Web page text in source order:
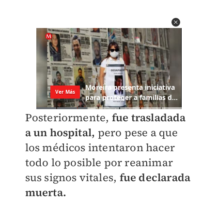
Posteriormente, fue trasladada
a un hospital, pero pese a que
los médicos intentaron hacer
todo lo posible por reanimar
sus signos vitales, fue declarada
muerta.